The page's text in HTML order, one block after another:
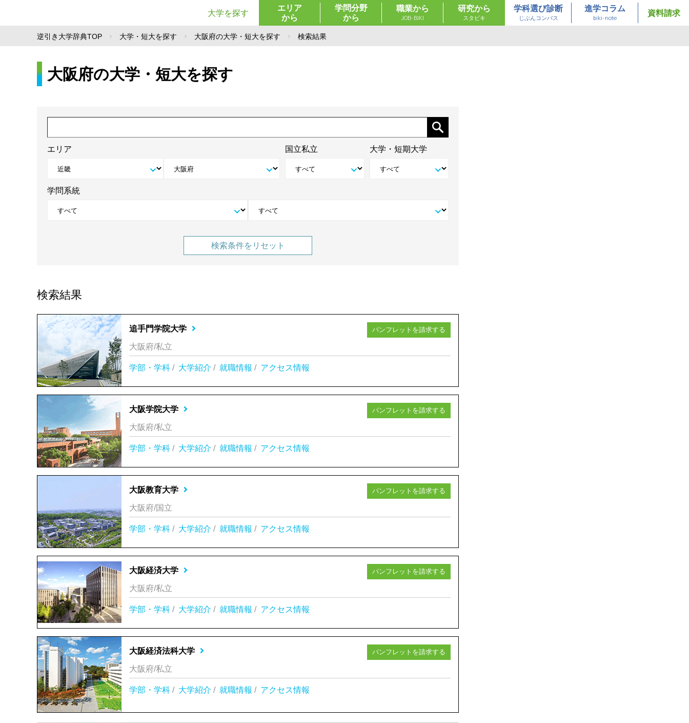
大学を探す
エリア
から
学問分野
から
職業から
JOB-BIKI
研究から
スタビキ
学科選び診断
じぶんコンパス
進学コラム
biki-note
資料請求
逆引き大学辞典TOP 大学・短大を探す 大阪府の大学・短大を探す 検索結果
大阪府の大学・短大を探す
エリア 国立私立 大学・短期大学
学問系統
検索条件をリセット
検索結果
追手門学院大学
大阪府/私立
学部・学科 / 大学紹介 / 就職情報 / アクセス情報
パンフレットを請求する
大阪学院大学
大阪府/私立
学部・学科 / 大学紹介 / 就職情報 / アクセス情報
パンフレットを請求する
大阪教育大学
大阪府/国立
学部・学科 / 大学紹介 / 就職情報 / アクセス情報
パンフレットを請求する
大阪経済大学
大阪府/私立
学部・学科 / 大学紹介 / 就職情報 / アクセス情報
パンフレットを請求する
大阪経済法科大学
大阪府/私立
学部・学科 / 大学紹介 / 就職情報 / アクセス情報
パンフレットを請求する